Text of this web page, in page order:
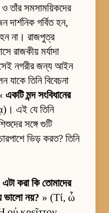
তাঁর সমসাময়িকদের
গর্বিত হন,
না। রাজপুত্র
রাজকীয় মর্যাদা
সেই নগরীর জন্য আইন
তিনি বিবেচনা
একটি মন্দ সংবিধানের
এই যে তিনি
সঙ্গে গুটি
ভিড় করত? তিনি
করা কি তোমাদের
ভালো নয়? » (Τί, ὦ